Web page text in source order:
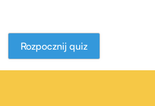
Rozpocznij quiz